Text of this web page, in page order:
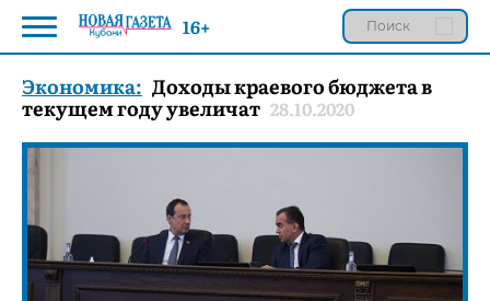
Экономика: Доходы краевого бюджета в
текущем году увеличат 28.10.2020
16+